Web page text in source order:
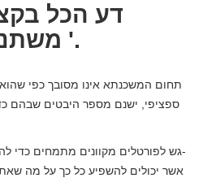
דע הכל
משתנים, סעיפים וכו '.
תחום המשכנתא אינו מסובך כפי
ספציפי, ישנם מספר היבטים שבהם
גש לפורטלים מקוונים מתמחים כדי